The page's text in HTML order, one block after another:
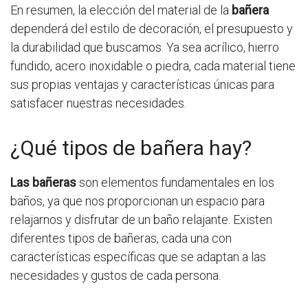
En resumen, la elección del material de la bañera
dependerá del estilo de decoración, el presupuesto y
la durabilidad que buscamos. Ya sea acrílico, hierro
fundido, acero inoxidable o piedra, cada material tiene
sus propias ventajas y características únicas para
satisfacer nuestras necesidades.
¿Qué tipos de bañera hay?
Las bañerasson elementos fundamentales en los
baños, ya que nos proporcionan un espacio para
relajarnos y disfrutar de un baño relajante. Existen
diferentes tipos de bañeras, cada una con
características específicas que se adaptan a las
necesidades y gustos de cada persona.